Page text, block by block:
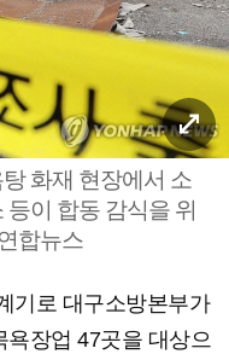
화재 현장에서 소
이 합동 감식을 위
합뉴스
기로 대구소방본부가
욕장업 47곳을 대상으